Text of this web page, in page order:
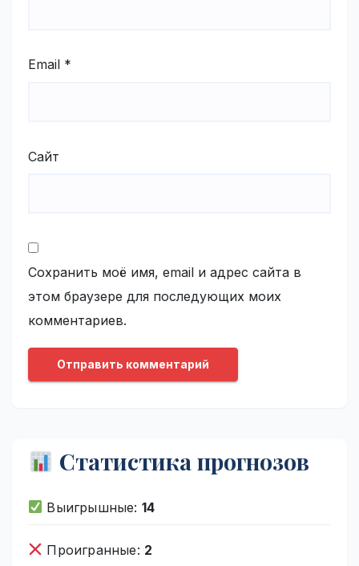
Email *
Сайт
Сохранить моё имя, email и адрес сайта в
этом браузере для последующих моих
комментариев.
Статистика прогнозов
Выигрышные: 14
Проигранные: 2